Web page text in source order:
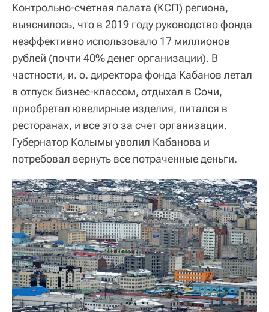
Контрольно-счетная палата (КСП) региона,
выяснилось, что в 2019 году руководство фонда
неэффективно использовало 17 миллионов
рублей (почти 40% денег организации). В
частности, и. о. директора фонда Кабанов летал
в отпуск бизнес-классом, отдыхал в Сочи,
приобретал ювелирные изделия, питался в
ресторанах, и все это за счет организации.
Губернатор Колымы уволил Кабанова и
потребовал вернуть все потраченные деньги.